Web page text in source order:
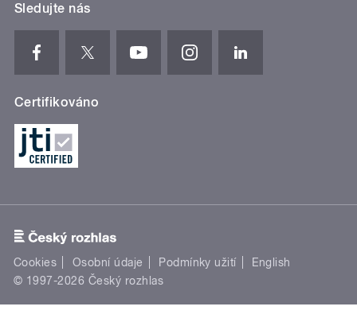
Sledujte nás
Certifikováno
Cookies Osobní údaje Podmínky užití
English
© 1997-2026 Český rozhlas